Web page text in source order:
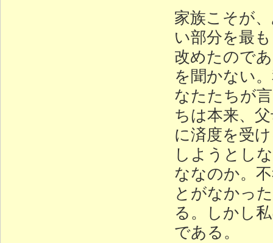
家族こそが
い部分を最
改めたので
を聞かない
なたたちが
ちは本来、
に済度を受
しようとし
ななのか。
とがなかっ
る。しかし
である。